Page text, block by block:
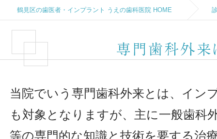
鶴見区の歯医者・インプラント うえの歯科医院 HOME
当院でいう専門歯科外来とは、イン
も対象となりますが、主に一般歯科
等の専門的な知識と技術を要する治